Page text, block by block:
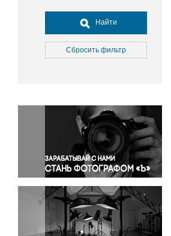
Досуг, туризм и отдых
Культура
Медицина
Окружающая среда
Политика
Правосудие
Происшествия и конфликты
Религия
Светская жизнь
Спорт
Экология
Экономика и бизнес
Найти
Сбросить фильтр